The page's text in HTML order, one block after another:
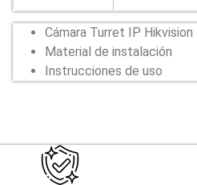
Cámara Turret IP Hikvision
Material de instalación
Instrucciones de uso